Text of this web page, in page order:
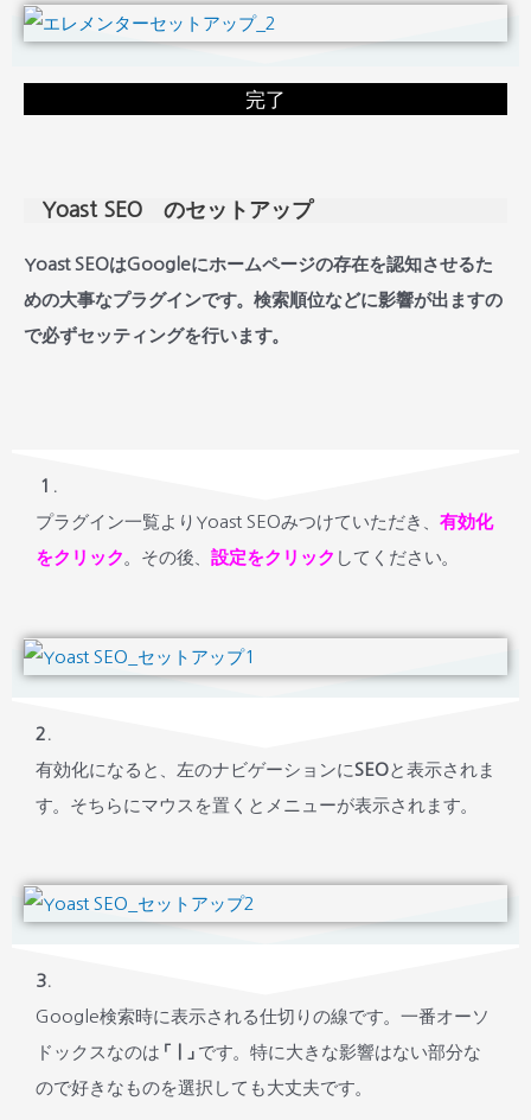
完了
Yoast SEO のセットアップ
Yoast SEOはGoogleにホームページの存在を認知させるた
めの大事なプラグインです。検索順位などに影響が出ますの
で必ずセッティングを行います。
１.
プラグイン一覧よりYoast SEOみつけていただき、 有効化
をクリック 。その後、 設定をクリック してください。
2.
有効化になると、左のナビゲーションに SEO と表示されま
す。そちらにマウスを置くとメニューが表示されます。
3.
Google検索時に表示される仕切りの線です。一番オーソ
ドックスなのは 「｜」 です。特に大きな影響はない部分な
ので好きなものを選択しても大丈夫です。